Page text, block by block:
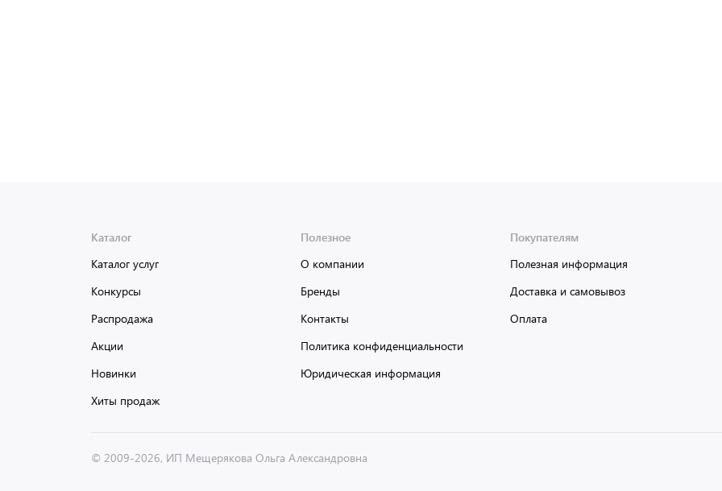
Каталог
Каталог услуг
Конкурсы
Распродажа
Акции
Новинки
Хиты продаж
Полезное
О компании
Бренды
Контакты
Политика конфиденциальности
Юридическая информация
Покупателям
Полезная информация
Доставка и самовывоз
Оплата
© 2009-2026, ИП Мещерякова Ольга Александровна